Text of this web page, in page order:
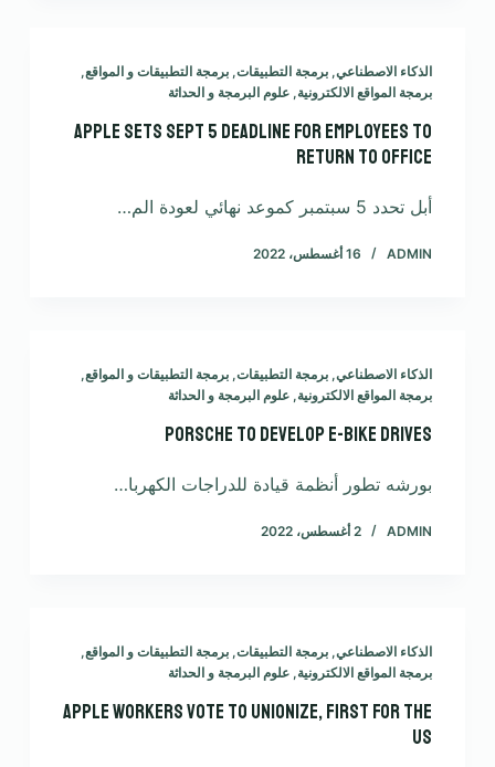
الذكاء الاصطناعي, برمجة التطبيقات, برمجة التطبيقات و المواقع,
برمجة المواقع الالكترونية, علوم البرمجة و الحداثة
Apple sets Sept 5 deadline for employees to
return to office
أبل تحدد 5 سبتمبر كموعد نهائي لعودة الم…
ADMIN 16 أغسطس، 2022
الذكاء الاصطناعي, برمجة التطبيقات, برمجة التطبيقات و المواقع,
برمجة المواقع الالكترونية, علوم البرمجة و الحداثة
Porsche to develop e-bike drives
بورشه تطور أنظمة قيادة للدراجات الكهربا…
ADMIN 2 أغسطس، 2022
الذكاء الاصطناعي, برمجة التطبيقات, برمجة التطبيقات و المواقع,
برمجة المواقع الالكترونية, علوم البرمجة و الحداثة
Apple workers vote to unionize, first for the
US